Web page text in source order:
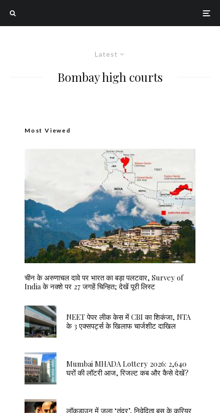
Latest
Bombay high courts
Most Viewed
चीन के अरुणाचल दावे पर भारत का बड़ा पलटवार, Survey of
India के नक्शे पर 27 जगहें चिन्हित; देखें पूरी लिस्ट
NEET पेपर लीक केस में CBI का शिकंजा, NTA
के 3 एक्सपर्ट्स के खिलाफ चार्जशीट दाखिल
Mumbai MHADA Lottery 2026: 2,640
घरों की लॉटरी आज, रिजल्ट कब और कैसे देखें?
लॉकडाउन में जला ‘तंदूर’, निवेदिता बसु के करियर